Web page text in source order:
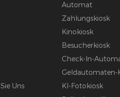
Uns
Automat
Zahlungskiosk
Kinokiosk
Besucherkiosk
Check-In-
Geldautomaten-
KI-Fotokiosk